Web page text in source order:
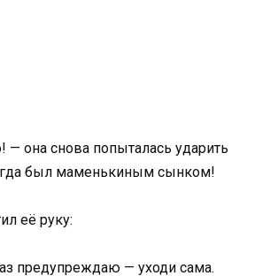
— она снова попыталась ударить
был маменькиным сынком!
её руку:
предупреждаю — уходи сама.